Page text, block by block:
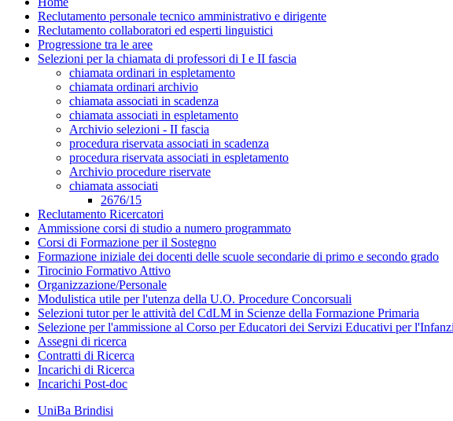
Reclutamento personale tecnico amministrativo e dirigente
Reclutamento collaboratori ed esperti linguistici
Progressione tra le aree
Selezioni per la chiamata di professori di I e II fascia
chiamata ordinari in espletamento
chiamata ordinari archivio
chiamata associati in scadenza
chiamata associati in espletamento
Archivio selezioni - II fascia
procedura riservata associati in scadenza
procedura riservata associati in espletamento
Archivio procedure riservate
chiamata associati
2676/15
Reclutamento Ricercatori
Ammissione corsi di studio a numero programmato
Corsi di Formazione per il Sostegno
Formazione iniziale dei docenti delle scuole secondarie di primo e secondo grado
Tirocinio Formativo Attivo
Organizzazione/Personale
Modulistica utile per l'utenza della U.O. Procedure Concorsuali
Selezioni tutor per le attività del CdLM in Scienze della Formazione Primaria
Selezione per l'ammissione al Corso per Educatori dei Servizi Educativi per
Assegni di ricerca
Contratti di Ricerca
Incarichi di Ricerca
Incarichi Post-doc
UniBa Brindisi